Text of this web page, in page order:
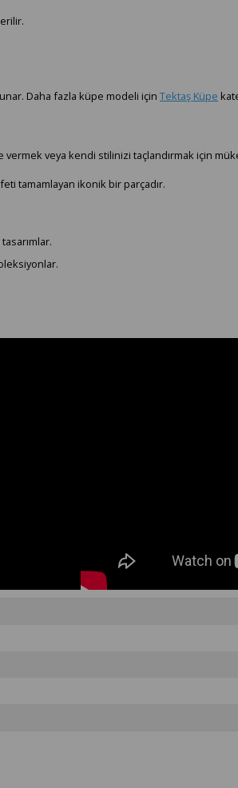
Daha fazla küpe modeli için Tektaş Küpe
veya kendi stilinizi taçlandırmak için
tamamlayan ikonik bir parçadır.